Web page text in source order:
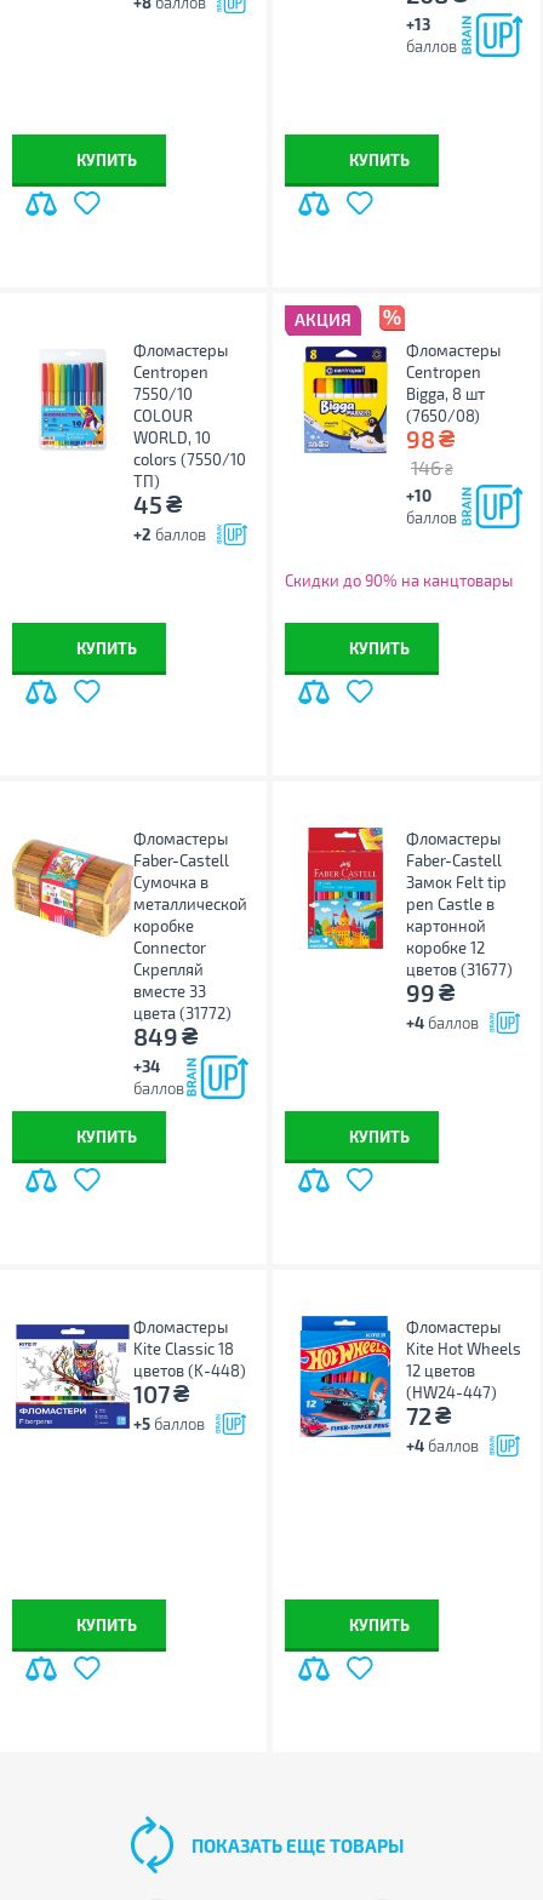
КУПИТЬ
+13
баллов
КУПИТЬ
Фломастеры
Centropen
7550/10
COLOUR
WORLD, 10
colors (7550/10
ТП)
45₴
+2 баллов
КУПИТЬ
АКЦИЯ
Фломастеры
Centropen
Bigga, 8 шт
(7650/08)
98₴
146 ₴
+10
баллов
Скидки до 90% на канцтовары
КУПИТЬ
Фломастеры
Faber-Castell
Сумочка в
металлической
коробке
Connector
Скрепляй
вместе 33
цвета (31772)
849₴
+34
баллов
КУПИТЬ
Фломастеры
Faber-Castell
Замок Felt tip
pen Castle в
картонной
коробке 12
цветов (31677)
99₴
+4 баллов
КУПИТЬ
Фломастеры
Kite Classic 18
цветов (K-448)
107₴
+5 баллов
КУПИТЬ
Фломастеры
Kite Hot Wheels
12 цветов
(HW24-447)
72₴
+4 баллов
КУПИТЬ
ПОКАЗАТЬ ЕЩЕ ТОВАРЫ